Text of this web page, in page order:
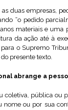
duas empresas,
“o pedido
materiais e
da ação até à
o Supremo
presente texto.
abrange a
coletiva, pública ou
ou por sua